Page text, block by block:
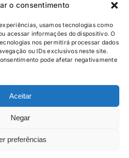
o consentimento
usamos tecnologias como
acessar informações do dispositivo. O
nos permitirá processar dados
ou IDs exclusivos neste site.
pode afetar negativamente
Aceitar
Negar
preferências
os direitos reservados | SAC